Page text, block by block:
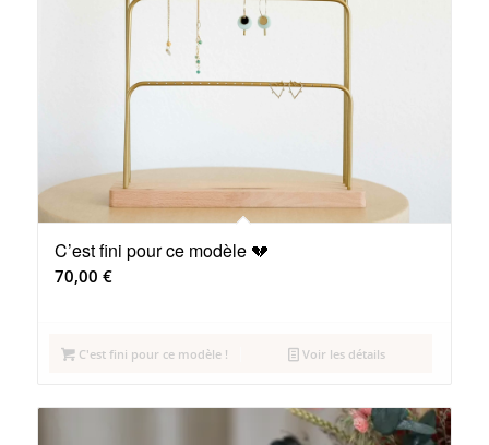
C’est fini pour ce modèle 💔
70,00 €
C'est fini pour ce modèle ! Voir les détails